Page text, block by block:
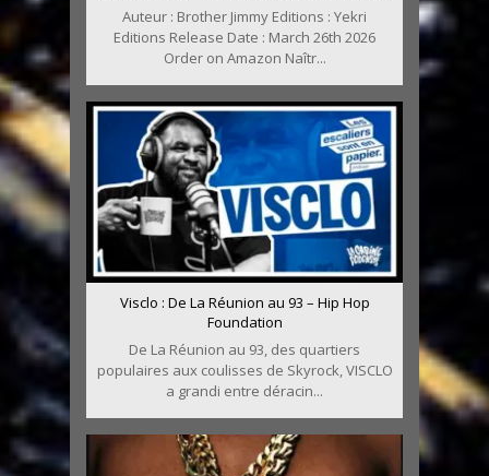
Auteur : Brother Jimmy Editions : Yekri
Editions Release Date : March 26th 2026
Order on Amazon Naîtr...
Visclo : De La Réunion au 93 – Hip Hop
Foundation
De La Réunion au 93, des quartiers
populaires aux coulisses de Skyrock, VISCLO
a grandi entre déracin...